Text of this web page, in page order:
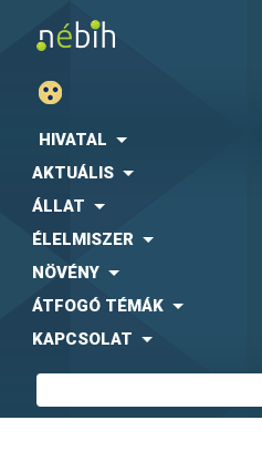
HIVATAL
AKTUÁLIS
ÁLLAT
ÉLELMISZER
NÖVÉNY
ÁTFOGÓ TÉMÁK
KAPCSOLAT